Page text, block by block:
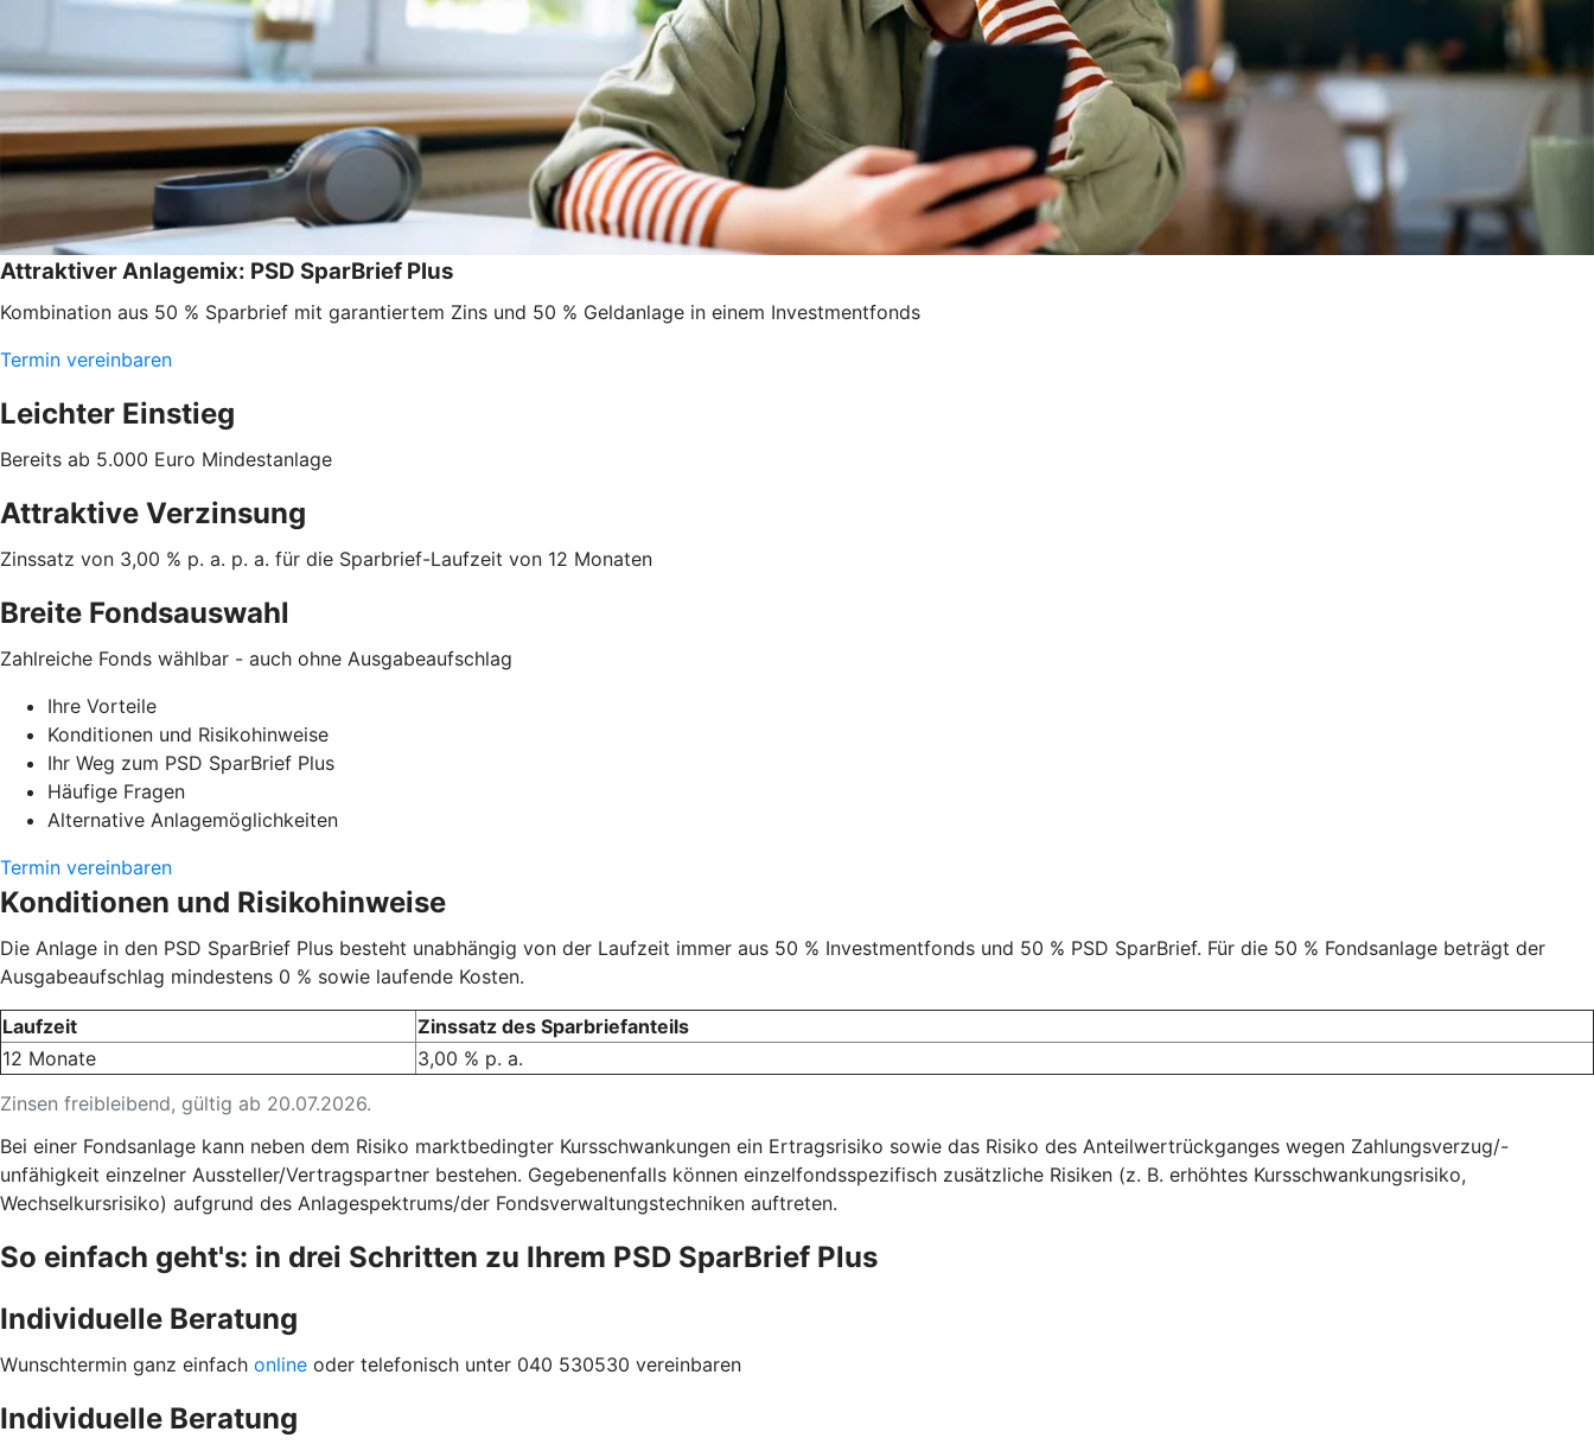
Attraktiver Anlagemix: PSD SparBrief Plus
Kombination aus 50 % Sparbrief mit garantiertem Zins und 50 % Geldanlage in einem Investmentfonds
Termin vereinbaren
Leichter Einstieg
Bereits ab 5.000 Euro Mindestanlage
Attraktive Verzinsung
Zinssatz von 3,00 % p. a. p. a. für die Sparbrief-Laufzeit von 12 Monaten
Breite Fondsauswahl
Zahlreiche Fonds wählbar - auch ohne Ausgabe­aufschlag
Ihre Vorteile
Konditionen und Risikohinweise
Ihr Weg zum PSD SparBrief Plus
Häufige Fragen
Alternative Anlagemöglichkeiten
Termin vereinbaren
Konditionen und Risikohinweise
Die Anlage in den PSD SparBrief Plus besteht unabhängig von der Laufzeit immer aus 50 % Investmentfonds und 50 % PSD SparBrief. Für die 50 % Fondsanlage beträgt der
Ausgabeaufschlag mindestens 0 % sowie laufende Kosten.
Zinsen freibleibend, gültig ab 20.07.2026.
Laufzeit
Zinssatz des Sparbriefanteils
12 Monate
3,00 % p. a.
Bei einer Fondsanlage kann neben dem Risiko marktbedingter Kursschwankungen ein Ertragsrisiko sowie das Risiko des Anteilwertrückganges wegen Zahlungsverzug/-
unfähigkeit einzelner Aussteller/Vertragspartner bestehen. Gegebenenfalls können einzelfondsspezifisch zusätzliche Risiken (z. B. erhöhtes Kursschwankungsrisiko,
Wechselkursrisiko) aufgrund des Anlagespektrums/der Fondsverwaltungstechniken auftreten.
So einfach geht's: in drei Schritten zu Ihrem PSD SparBrief Plus
Individuelle Beratung
Wunschtermin ganz einfach online oder telefonisch unter 040 530530 vereinbaren
Individuelle Beratung